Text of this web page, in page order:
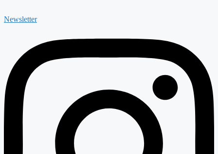
Newsletter